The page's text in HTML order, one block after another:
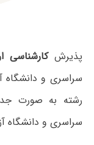
پذیرشکارشناسی
سراسری و
رشته به صورت
سراسری و دانشگاه